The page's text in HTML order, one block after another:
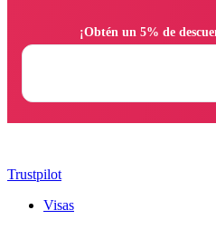
Trustpilot
Visas